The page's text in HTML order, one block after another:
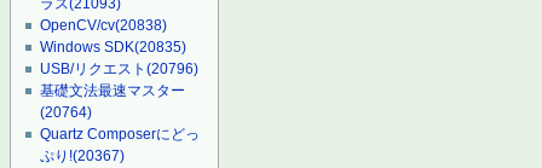
ラス(21093)
OpenCV/cv(20838)
Windows SDK(20835)
USB/リクエスト(20796)
基礎文法最速マスター
(20764)
Quartz Composerにどっ
ぷり!(20367)